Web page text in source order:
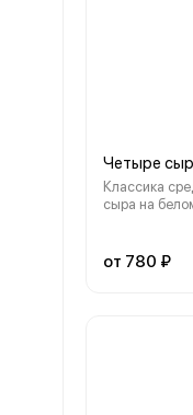
Четыре
Классика
сыра на
(30см)
от 780 ₽